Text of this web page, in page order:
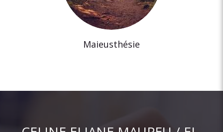
Maieusthésie